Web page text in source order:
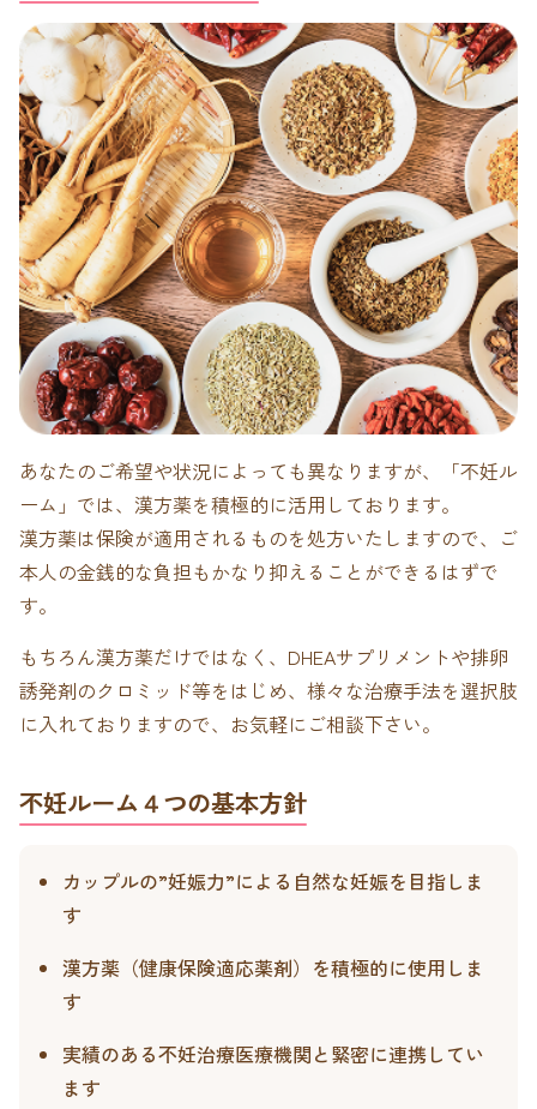
あなたのご希望や状況によっても異なりますが、「不妊ル
ーム」では、漢方薬を積極的に活用しております。
漢方薬は保険が適用されるものを処方いたしますので、ご
本人の金銭的な負担もかなり抑えることができるはずで
す。
もちろん漢方薬だけではなく、DHEAサプリメントや排卵
誘発剤のクロミッド等をはじめ、様々な治療手法を選択肢
に入れておりますので、お気軽にご相談下さい。
不妊ルーム４つの基本方針
カップルの”妊娠力”による自然な妊娠を目指しま
す
漢方薬（健康保険適応薬剤）を積極的に使用しま
す
実績のある不妊治療医療機関と緊密に連携してい
ます